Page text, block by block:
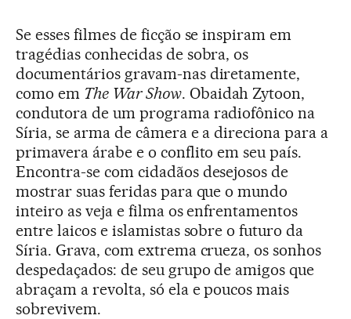
Se esses filmes de ficção se inspiram em
tragédias conhecidas de sobra, os
documentários gravam-nas diretamente,
como em The War Show. Obaidah Zytoon,
condutora de um programa radiofônico na
Síria, se arma de câmera e a direciona para a
primavera árabe e o conflito em seu país.
Encontra-se com cidadãos desejosos de
mostrar suas feridas para que o mundo
inteiro as veja e filma os enfrentamentos
entre laicos e islamistas sobre o futuro da
Síria. Grava, com extrema crueza, os sonhos
despedaçados: de seu grupo de amigos que
abraçam a revolta, só ela e poucos mais
sobrevivem.